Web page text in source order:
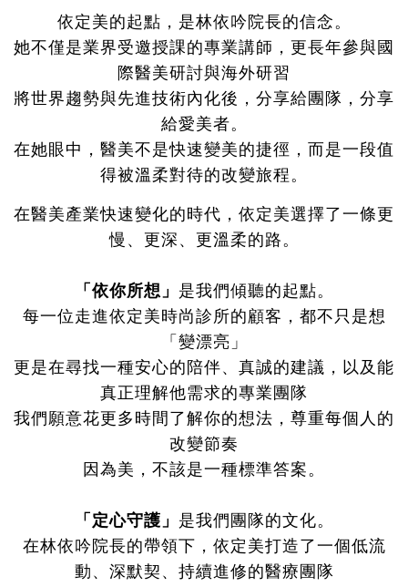
依定美的起點，是林依吟院長的信念。
她不僅是業界受邀授課的專業講師，更長年參與國
際醫美研討與海外研習
將世界趨勢與先進技術內化後，分享給團隊，分享
給愛美者。
在她眼中，醫美不是快速變美的捷徑，而是一段值
得被溫柔對待的改變旅程。
在醫美產業快速變化的時代，依定美選擇了一條更
慢、更深、更溫柔的路。
「依你所想」 是我們傾聽的起點。
每一位走進依定美時尚診所的顧客，都不只是想
「變漂亮」
更是在尋找一種安心的陪伴、真誠的建議，以及能
真正理解他需求的專業團隊
我們願意花更多時間了解你的想法，尊重每個人的
改變節奏
因為美，不該是一種標準答案。
「定心守護」 是我們團隊的文化。
在林依吟院長的帶領下，依定美打造了一個低流
動、深默契、持續進修的醫療團隊